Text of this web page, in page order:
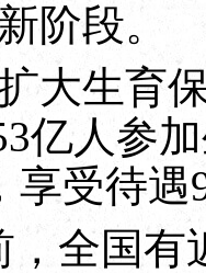
阶段。
育保险
亿人参
享受待遇
国有